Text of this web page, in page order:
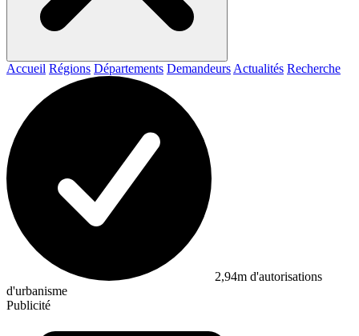
Accueil Régions Départements Demandeurs Actualités Recherche
2,94m d'autorisations
d'urbanisme
Publicité